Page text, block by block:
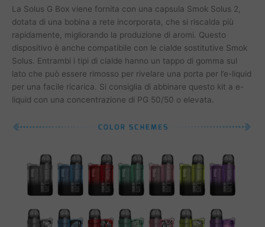
La Solus G Box viene fornita con una capsula Smok Solus 2,
dotata di una bobina a rete incorporata, che si riscalda più
rapidamente, migliorando la produzione di aromi. Questo
dispositivo è anche compatibile con le cialde sostitutive Smok
Solus. Entrambi i tipi di cialde hanno un tappo di gomma sul
lato che può essere rimosso per rivelare una porta per l’e-liquid
per una facile ricarica. Si consiglia di abbinare questo kit a e-
liquid con una concentrazione di PG 50/50 o elevata.